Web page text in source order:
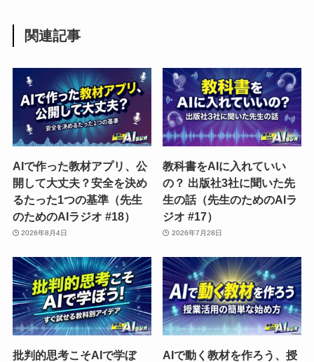
関連記事
AIで作った教材アプリ、公
開して大丈夫？安全を決め
るたった1つの基準（先生
のためのAIラジオ #18）
2026年8月4日
教科書をAIに入れていい
の？ 出版社3社に聞いた先
生の話（先生のためのAIラ
ジオ #17）
2026年7月28日
批判的思考こそAIで学ぼ
AIで動く教材を作ろう、授